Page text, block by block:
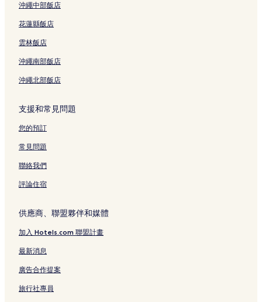
沖繩中部飯店
花蓮縣飯店
雲林飯店
沖繩南部飯店
沖繩北部飯店
支援和常見問題
您的預訂
常見問題
聯絡我們
評論住宿
供應商、聯盟夥伴和媒體
加入 Hotels.com 聯盟計畫
最新消息
廣告合作提案
旅行社專員